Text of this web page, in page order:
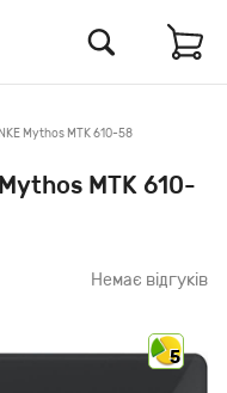
Mythos MTK 610-58
MTK 610-
Немає відгуків
5